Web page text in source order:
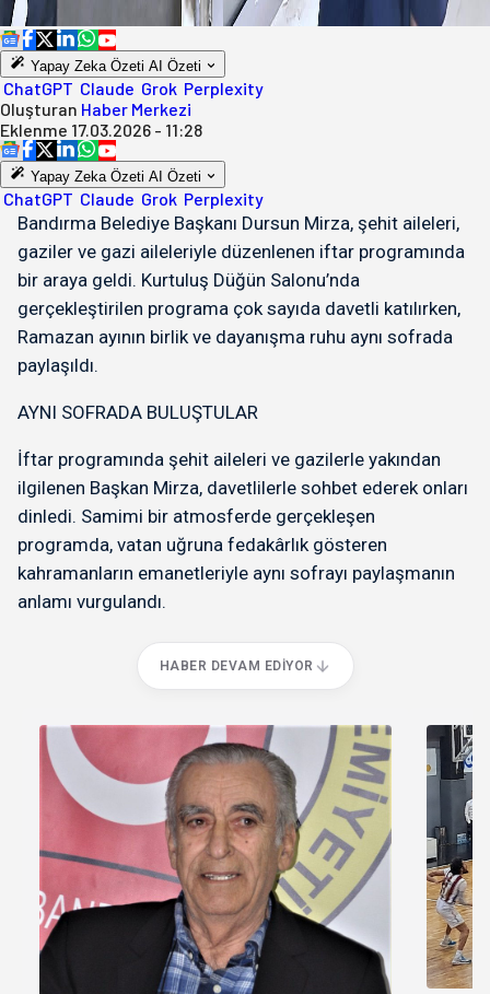
Yapay Zeka Özeti AI Özeti
ChatGPT Claude Grok Perplexity
Oluşturan Haber Merkezi
Eklenme 17.03.2026 - 11:28
Yapay Zeka Özeti AI Özeti
ChatGPT Claude Grok Perplexity
Bandırma Belediye Başkanı Dursun Mirza, şehit aileleri,
gaziler ve gazi aileleriyle düzenlenen iftar programında
bir araya geldi. Kurtuluş Düğün Salonu’nda
gerçekleştirilen programa çok sayıda davetli katılırken,
Ramazan ayının birlik ve dayanışma ruhu aynı sofrada
paylaşıldı.
AYNI SOFRADA BULUŞTULAR
İftar programında şehit aileleri ve gazilerle yakından
ilgilenen Başkan Mirza, davetlilerle sohbet ederek onları
dinledi. Samimi bir atmosferde gerçekleşen
programda, vatan uğruna fedakârlık gösteren
kahramanların emanetleriyle aynı sofrayı paylaşmanın
anlamı vurgulandı.
HABER DEVAM EDIYOR